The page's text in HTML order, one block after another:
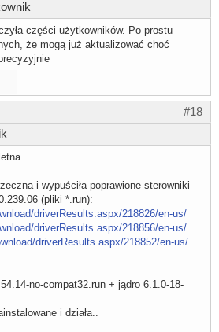
części użytkowników. Po prostu
że mogą już aktualizować choć
#18
i wypuściła poprawione sterowniki
(pliki *.run):
driverResults.aspx/218826/en-us/
driverResults.aspx/218856/en-us/
driverResults.aspx/218852/en-us/
no-compat32.run + jądro 6.1.0-18-
i działa..